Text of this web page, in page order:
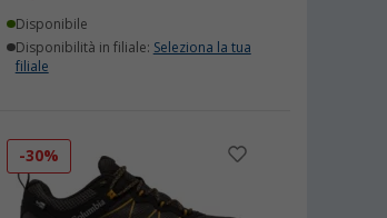
Disponibile
Disponibilità in filiale: Seleziona la tua
filiale
-30%